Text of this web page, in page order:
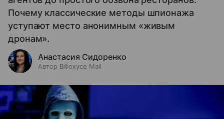
Почему классические методы шпионажа
уступают место анонимным «живым
дронам».
Анастасия Сидоренко
Автор ВФокусе Mail